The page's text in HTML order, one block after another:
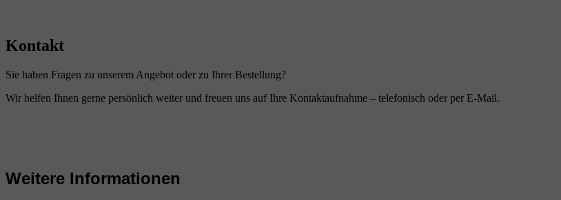
Kontakt
Sie haben Fragen zu unserem Angebot oder zu Ihrer Bestellung?
Wir helfen Ihnen gerne persönlich weiter und freuen uns auf Ihre Kontaktaufnahme – telefonisch oder per E-Mail.
Weitere Informationen